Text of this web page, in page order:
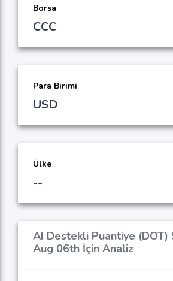
Borsa
CCC
Para Birimi
USD
Ülke
--
AI Destekli Puantiye
Aug 06th İçin Analiz